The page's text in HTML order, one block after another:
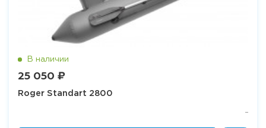
25 050 ₽
Roger Standart 2800